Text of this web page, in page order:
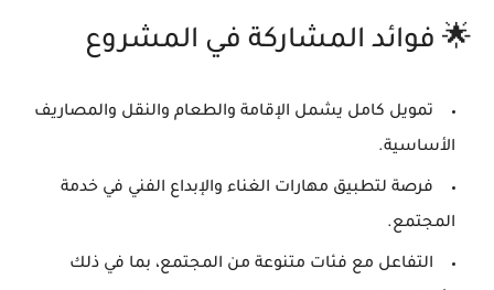
🌟 فوائد المشاركة في المشروع
تمويل كامل يشمل الإقامة والطعام والنقل والمصاريف
الأساسية.
فرصة لتطبيق مهارات الغناء والإبداع الفني في خدمة
المجتمع.
التفاعل مع فئات متنوعة من المجتمع، بما في ذلك